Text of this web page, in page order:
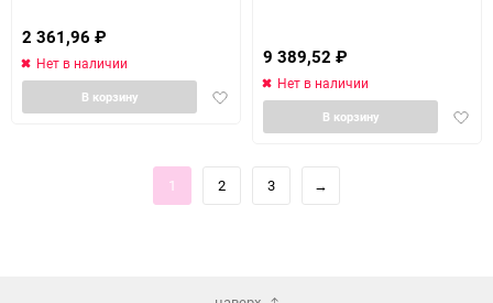
2 361,96 ₽
Нет в наличии
Добавить
избранное
В корзину
9 389,52 ₽
Нет в наличии
В корзину
1 2 3 →